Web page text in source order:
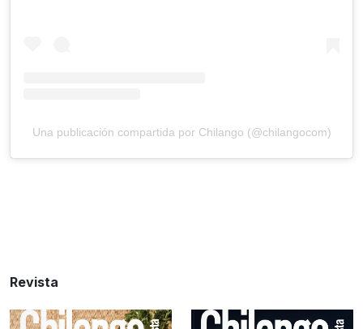
Una publicación compartida por Chilango (@chilangocom)
Revista